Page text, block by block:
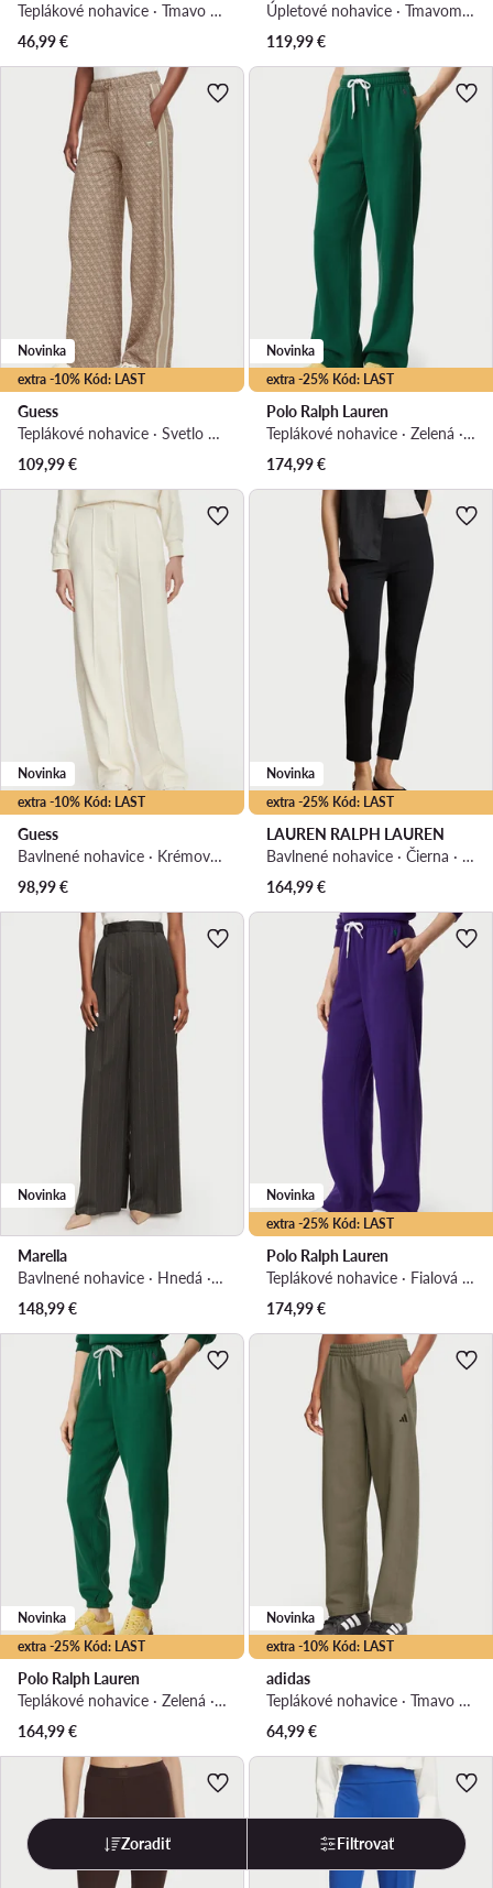
Teplákové nohavice · Tmavo hnedá · Regular fit
46,99€
Úpletové nohavice · Tmavomodrá · Regular fit
119,99€
extra -10% Kód: LAST
Novinka
Guess
Teplákové nohavice · Svetlo hnedá · Relaxed fit
109,99€
extra -25% Kód: LAST
Novinka
Polo Ralph Lauren
Teplákové nohavice · Zelená · Regular fit
174,99€
extra -10% Kód: LAST
Novinka
Guess
Bavlnené nohavice · Krémová · Relaxed fit
98,99€
extra -25% Kód: LAST
Novinka
LAUREN RALPH LAUREN
Bavlnené nohavice · Čierna · Regular fit
164,99€
Novinka
Marella
Bavlnené nohavice · Hnedá · Regular fit
148,99€
extra -25% Kód: LAST
Novinka
Polo Ralph Lauren
Teplákové nohavice · Fialová · Regular fit
174,99€
extra -25% Kód: LAST
Novinka
Polo Ralph Lauren
Teplákové nohavice · Zelená · Regular fit
164,99€
extra -10% Kód: LAST
Novinka
adidas
Teplákové nohavice · Tmavo béžová · Regular fit
64,99€
Zoradiť Filtrovať